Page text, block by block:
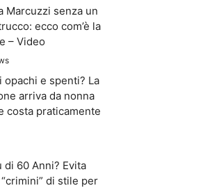
Marcuzzi senza un
ecco com’è la
– Video
opachi e spenti? La
arriva da nonna
costa praticamente
di 60 Anni? Evita
di stile per